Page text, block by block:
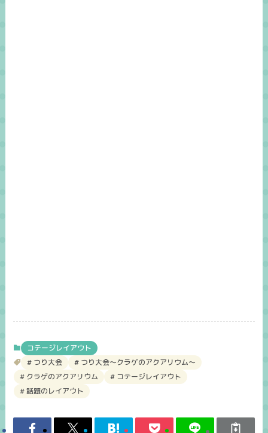
コテージレイアウト
つり大会
つり大会～クラゲのアクアリウム～
クラゲのアクアリウム
コテージレイアウト
話題のレイアウト